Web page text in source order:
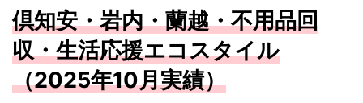
倶知安・岩内・蘭越・不用品回
収・生活応援エコスタイル
（2025年10月実績）